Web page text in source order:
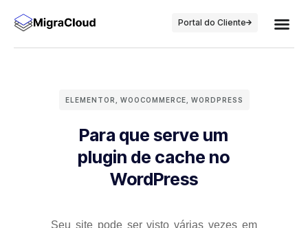
Portal do Cliente
ELEMENTOR WOOCOMMERCE WORDPRESS
Para que serve um
plugin de cache no
WordPress
Seu site pode ser visto várias vezes em